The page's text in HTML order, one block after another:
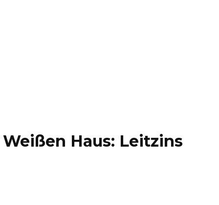
Haus: Leitzins